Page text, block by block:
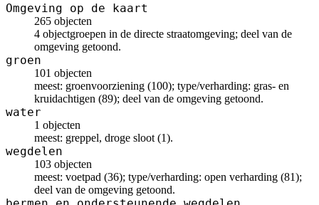
Omgeving op de kaart
265 objecten
4 objectgroepen in de directe straatomgeving; deel van de
omgeving getoond.
groen
101 objecten
meest: groenvoorziening (100); type/verharding: gras- en
kruidachtigen (89); deel van de omgeving getoond.
water
1 objecten
meest: greppel, droge sloot (1).
wegdelen
103 objecten
meest: voetpad (36); type/verharding: open verharding (81);
deel van de omgeving getoond.